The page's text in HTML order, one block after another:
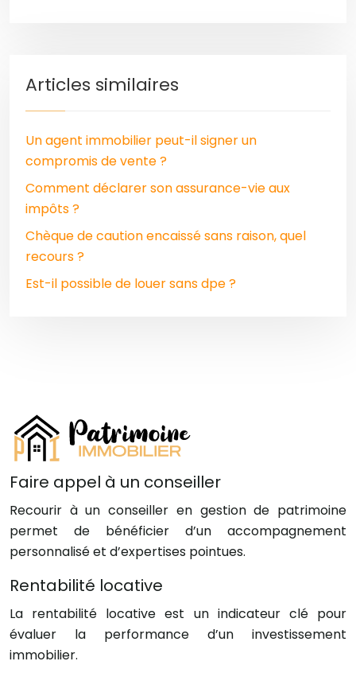
Articles similaires
Un agent immobilier peut-il signer un
compromis de vente ?
Comment déclarer son assurance-vie aux
impôts ?
Chèque de caution encaissé sans raison, quel
recours ?
Est-il possible de louer sans dpe ?
Faire appel à un conseiller
Recourir à un conseiller en gestion de patrimoine
permet de bénéficier d’un accompagnement
personnalisé et d’expertises pointues.
Rentabilité locative
La rentabilité locative est un indicateur clé pour
évaluer la performance d’un investissement
immobilier.